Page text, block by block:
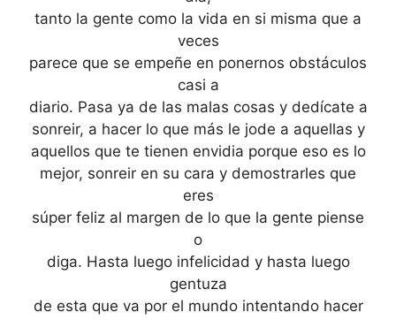
tanto la gente como la vida en si misma que a
veces
parece que se empeñe en ponernos obstáculos
casi a
diario. Pasa ya de las malas cosas y dedícate a
sonreir, a hacer lo que más le jode a aquellas y
aquellos que te tienen envidia porque eso es lo
mejor, sonreir en su cara y demostrarles que
eres
súper feliz al margen de lo que la gente piense
o
diga. Hasta luego infelicidad y hasta luego
gentuza
de esta que va por el mundo intentando hacer